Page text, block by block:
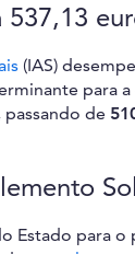
(IAS)
para
de
Estado para